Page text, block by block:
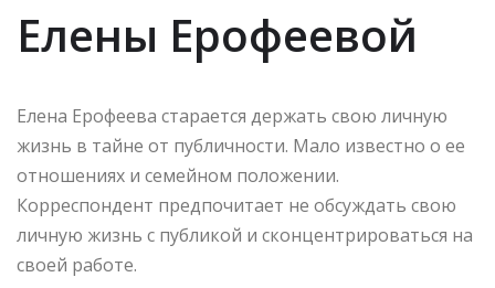
Елены Ерофеевой
Елена Ерофеева старается держать свою личную
жизнь в тайне от публичности. Мало известно о ее
отношениях и семейном положении.
Корреспондент предпочитает не обсуждать свою
личную жизнь с публикой и сконцентрироваться на
своей работе.